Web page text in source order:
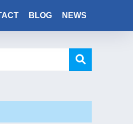
BLOG NEWS